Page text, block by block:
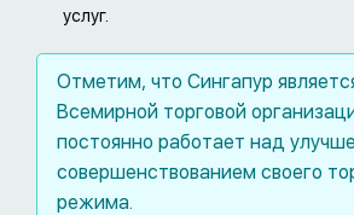
услуг.
Отметим, что Сингапур
Всемирной торговой
постоянно работает над
совершенствованием своего
режима.